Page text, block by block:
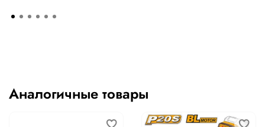
Аналогичные товары